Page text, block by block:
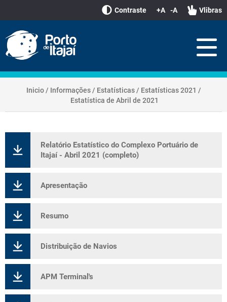
Contraste +A -A Vlibras
Inicio / Informações / Estatísticas / Estatísticas 2021 /
Estatística de Abril de 2021
Relatório Estatístico do Complexo Portuário de
Itajaí - Abril 2021 (completo)
Apresentação
Resumo
Distribuição de Navios
APM Terminal's